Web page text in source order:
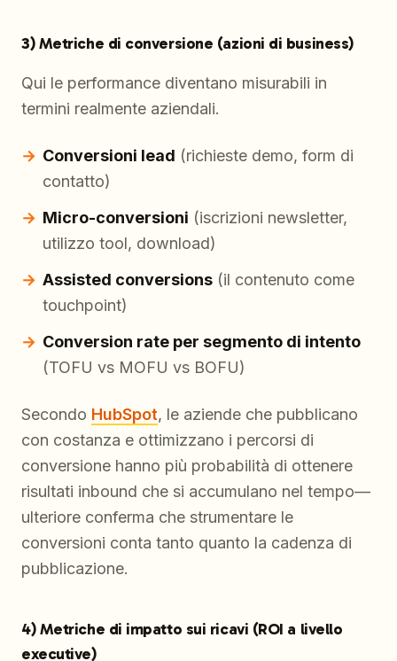
3) Metriche di conversione (azioni di business)
Qui le performance diventano misurabili in
termini realmente aziendali.
Conversioni lead (richieste demo, form di
contatto)
Micro-conversioni (iscrizioni newsletter,
utilizzo tool, download)
Assisted conversions (il contenuto come
touchpoint)
Conversion rate per segmento di intento
(TOFU vs MOFU vs BOFU)
Secondo HubSpot, le aziende che pubblicano
con costanza e ottimizzano i percorsi di
conversione hanno più probabilità di ottenere
risultati inbound che si accumulano nel tempo—
ulteriore conferma che strumentare le
conversioni conta tanto quanto la cadenza di
pubblicazione.
4) Metriche di impatto sui ricavi (ROI a livello
executive)